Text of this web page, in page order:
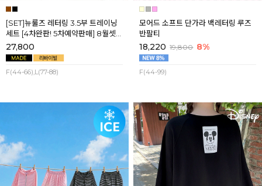
[SET]뉴룰즈 레터링 3.5부 트레이닝
세트 [4차완판! 5차예약판매] 8월셋
째주 순차배송
27,800
F(44-66),L(77-88)
모어드 소프트 단가라 백레터링 루즈
반팔티
18,220 19,800 8%
F(44-99)